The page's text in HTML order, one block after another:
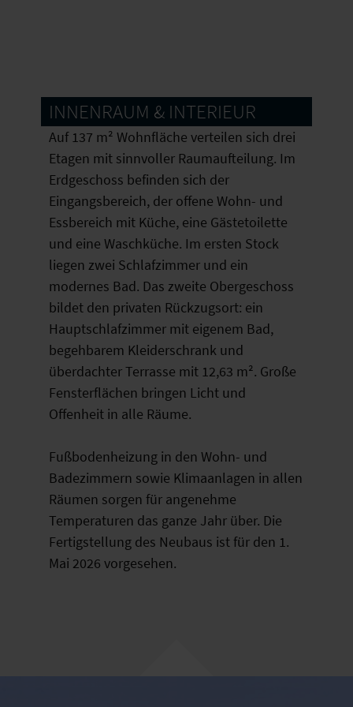
INNENRAUM & INTERIEUR
Auf 137 m² Wohnfläche verteilen sich drei
Etagen mit sinnvoller Raumaufteilung. Im
Erdgeschoss befinden sich der
Eingangsbereich, der offene Wohn- und
Essbereich mit Küche, eine Gästetoilette
und eine Waschküche. Im ersten Stock
liegen zwei Schlafzimmer und ein
modernes Bad. Das zweite Obergeschoss
bildet den privaten Rückzugsort: ein
Hauptschlafzimmer mit eigenem Bad,
begehbarem Kleiderschrank und
überdachter Terrasse mit 12,63 m². Große
Fensterflächen bringen Licht und
Offenheit in alle Räume.
Fußbodenheizung in den Wohn- und
Badezimmern sowie Klimaanlagen in allen
Räumen sorgen für angenehme
Temperaturen das ganze Jahr über. Die
Fertigstellung des Neubaus ist für den 1.
Mai 2026 vorgesehen.